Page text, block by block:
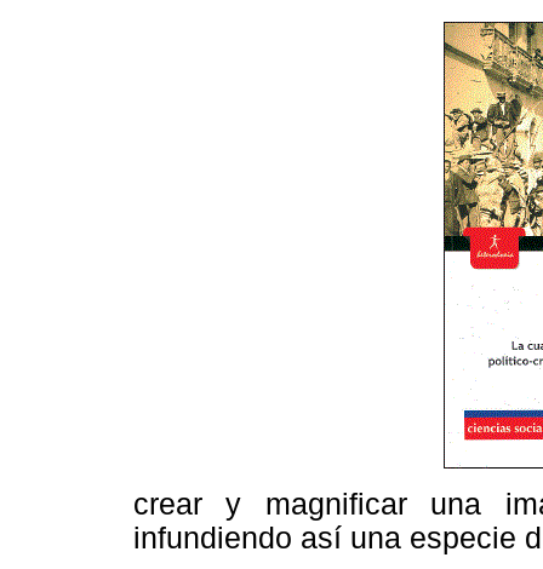
crear y magnificar una
infundiendo así una especie